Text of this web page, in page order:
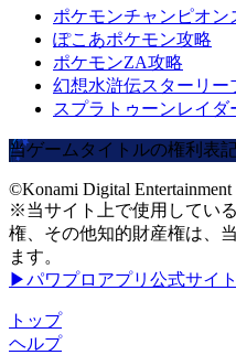
ポケモンチャンピオン
ぽこあポケモン攻略
ポケモンZA攻略
幻想水滸伝スターリー
スプラトゥーンレイダ
当ゲームタイトルの権利表
©Konami Digital Entertainment
※当サイト上で使用してい
権、その他知的財産権は、
ます。
▶パワプロアプリ公式サイト
トップ
ヘルプ